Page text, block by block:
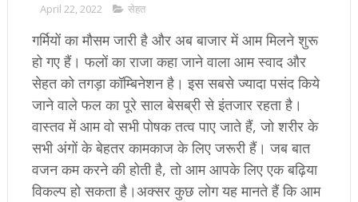
April 22, 2022 सेहत
गर्मियों का मौसम जारी है और अब बाजार में आम मिलने शुरू
हो गए हैं। फलों का राजा कहा जाने वाला आम स्वाद और
सेहत को तगड़ा कॉम्बिनेशन है। इस सबसे ज्यादा पसंद किये
जाने वाले फल का पूरे साल बेसब्री से इंतजार रहता है।
वास्तव में आम वो सभी पोषक तत्व पाए जाते हैं, जो शरीर के
सभी अंगों के बेहतर कामकाज के लिए जरूरी हैं। जब बात
वजन कम करने की होती है, तो आम आपके लिए एक बढ़िया
विकल्प हो सकता है।अक्सर कुछ लोग यह मानते हैं कि आम